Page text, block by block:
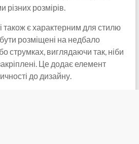
різних розмірів.
також є характерним для стилю
розміщені на недбало
струмках, виглядаючи так, ніби
Це додає елемент
до дизайну.